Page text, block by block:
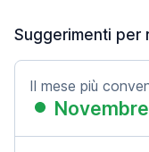
Suggerimenti per
Il mese più
Novembre